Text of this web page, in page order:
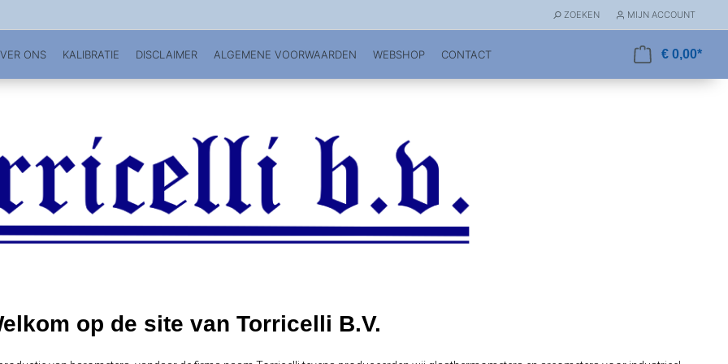
ZOEKEN MIJN ACCOUNT
ONS KALIBRATIE DISCLAIMER ALGEMENE VOORWAARDEN WEBSHOP CONTACT € 0,00*
op de site van Torricelli B.V.